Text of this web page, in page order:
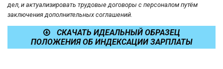
дел, и актуализировать трудовые договоры с персоналом путём
заключения дополнительных соглашений.
СКАЧАТЬ ИДЕАЛЬНЫЙ ОБРАЗЕЦ
ПОЛОЖЕНИЯ ОБ ИНДЕКСАЦИИ ЗАРПЛАТЫ